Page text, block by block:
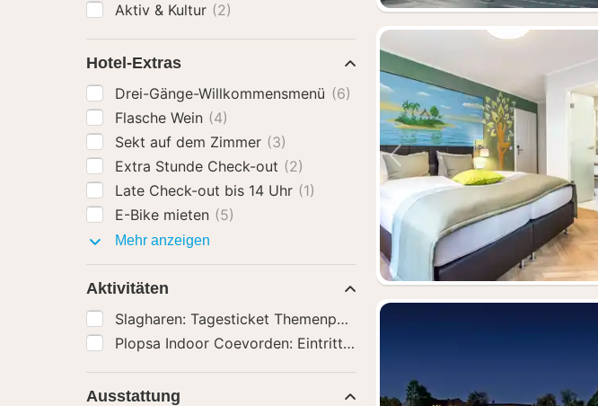
Vorheriges Bild
Aktiv & Kultur (2)
Hotel-Extras
Drei-Gänge-Willkommensmenü (6)
Flasche Wein (4)
Sekt auf dem Zimmer (3)
Extra Stunde Check-out (2)
Late Check-out bis 14 Uhr (1)
E-Bike mieten (5)
Mehr anzeigen
Aktivitäten
Plopsa Indoor Coevorden: Eintrittskarte
Ausstattung